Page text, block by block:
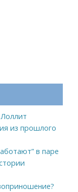
из прошлого
в паре